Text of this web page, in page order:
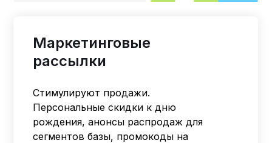
Маркетинговые
рассылки
Стимулируют продажи.
Персональные скидки к дню
рождения, анонсы распродаж для
сегментов базы, промокоды на